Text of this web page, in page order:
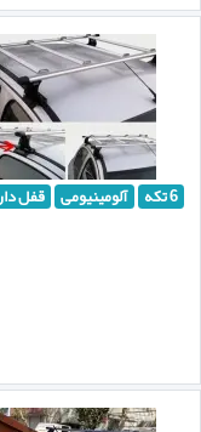
6 تکه آلومینیومی قفل